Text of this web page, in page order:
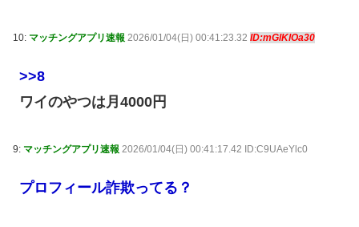
10: マッチングアプリ速報 2026/01/04(日) 00:41:23.32 ID:mGlKlOa30
>>8
ワイのやつは月4000円
9: マッチングアプリ速報 2026/01/04(日) 00:41:17.42 ID:C9UAeYlc0
プロフィール詐欺ってる？